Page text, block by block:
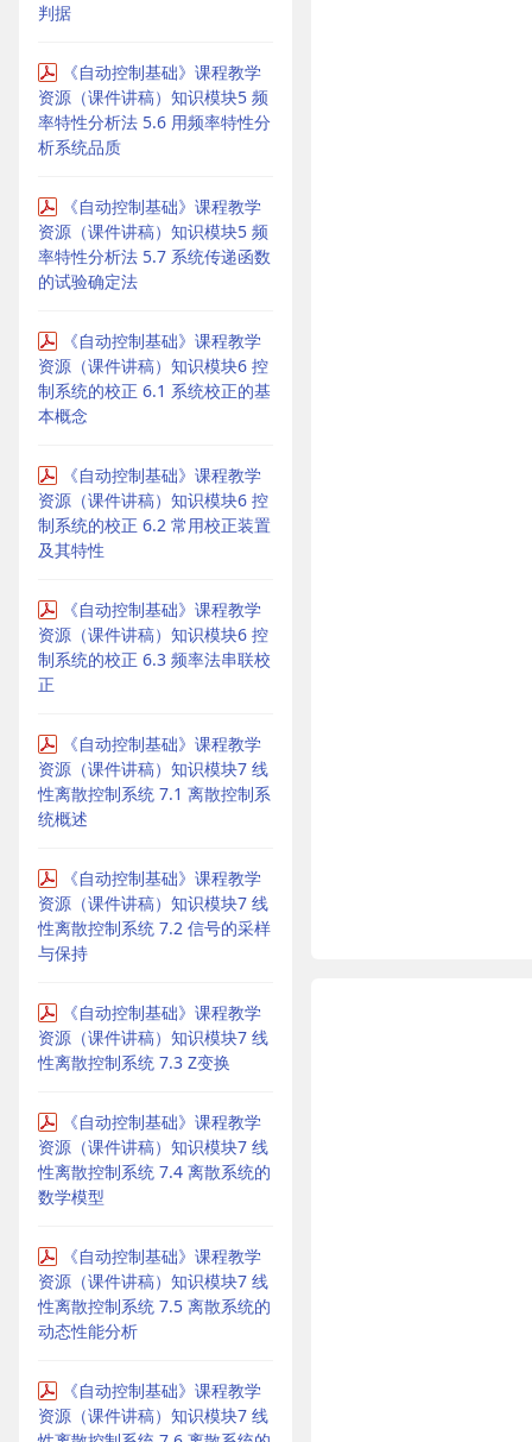
判据
《自动控制基础》课程教学
资源（课件讲稿）知识模块5 频
率特性分析法 5.6 用频率特性分
析系统品质
《自动控制基础》课程教学
资源（课件讲稿）知识模块5 频
率特性分析法 5.7 系统传递函数
的试验确定法
《自动控制基础》课程教学
资源（课件讲稿）知识模块6 控
制系统的校正 6.1 系统校正的基
本概念
《自动控制基础》课程教学
资源（课件讲稿）知识模块6 控
制系统的校正 6.2 常用校正装置
及其特性
《自动控制基础》课程教学
资源（课件讲稿）知识模块6 控
制系统的校正 6.3 频率法串联校
正
《自动控制基础》课程教学
资源（课件讲稿）知识模块7 线
性离散控制系统 7.1 离散控制系
统概述
《自动控制基础》课程教学
资源（课件讲稿）知识模块7 线
性离散控制系统 7.2 信号的采样
与保持
《自动控制基础》课程教学
资源（课件讲稿）知识模块7 线
性离散控制系统 7.3 Z变换
《自动控制基础》课程教学
资源（课件讲稿）知识模块7 线
性离散控制系统 7.4 离散系统的
数学模型
《自动控制基础》课程教学
资源（课件讲稿）知识模块7 线
性离散控制系统 7.5 离散系统的
动态性能分析
《自动控制基础》课程教学
资源（课件讲稿）知识模块7 线